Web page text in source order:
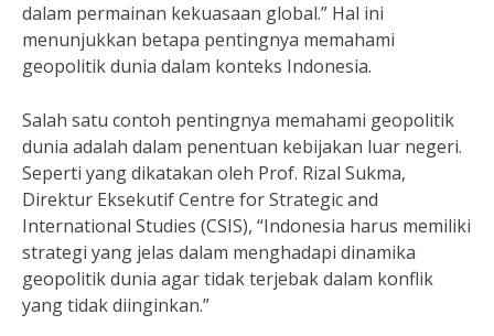
dalam permainan kekuasaan global.” Hal ini
menunjukkan betapa pentingnya memahami
geopolitik dunia dalam konteks Indonesia.
Salah satu contoh pentingnya memahami geopolitik
dunia adalah dalam penentuan kebijakan luar negeri.
Seperti yang dikatakan oleh Prof. Rizal Sukma,
Direktur Eksekutif Centre for Strategic and
International Studies (CSIS), “Indonesia harus memiliki
strategi yang jelas dalam menghadapi dinamika
geopolitik dunia agar tidak terjebak dalam konflik
yang tidak diinginkan.”